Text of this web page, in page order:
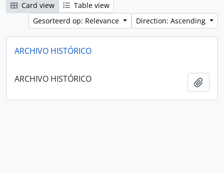
Card view
Table view
Gesorteerd op: Relevance
Direction: Ascending
ARCHIVO HISTÓRICO
ARCHIVO HISTÓRICO